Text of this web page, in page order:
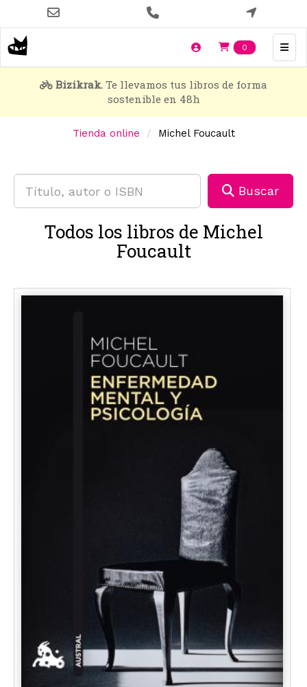
contenido
principal
0 Items en
Bizikrak. Te llevamos tus libros de forma
sostenible en 48h
Tienda online Michel Foucault
Buscar
Todos los libros de Michel
Foucault